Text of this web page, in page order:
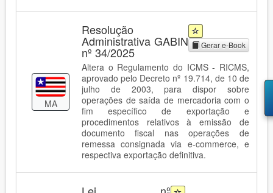
MA
Resolução
Administrativa GABIN
nº 34/2025 Gerar e-Book
Altera o Regulamento do ICMS - RICMS,
aprovado pelo Decreto nº 19.714, de 10 de
julho de 2003, para dispor sobre
operações de saída de mercadoria com o
fim específico de exportação e
procedimentos relativos à emissão de
documento fiscal nas operações de
remessa consignada via e-commerce, e
respectiva exportação definitiva.